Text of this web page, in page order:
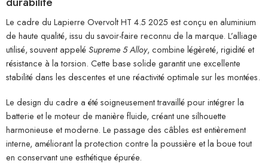
Le cadre du Lapierre Overvolt HT 4.5 2025 est conçu en aluminium
de haute qualité, issu du savoir-faire reconnu de la marque. L’alliage
utilisé, souvent appeléSupreme 5 Alloy, combine légèreté, rigidité et
résistance à la torsion. Cette base solide garantit une excellente
stabilité dans les descentes et une réactivité optimale sur les montées.
Le design du cadre a été soigneusement travaillé pour intégrer la
batterie et le moteur de manière fluide, créant une silhouette
harmonieuse et moderne. Le passage des câbles est entièrement
interne, améliorant la protection contre la poussière et la boue tout
en conservant une esthétique épurée.